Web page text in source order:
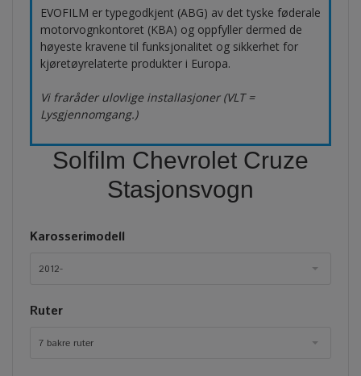
EVOFILM er typegodkjent (ABG) av det tyske føderale
motorvognkontoret (KBA) og oppfyller dermed de
høyeste kravene til funksjonalitet og sikkerhet for
kjøretøyrelaterte produkter i Europa.
Vi fraråder ulovlige installasjoner (VLT =
Lysgjennomgang.)
Solfilm Chevrolet Cruze
Stasjonsvogn
Karosserimodell
2012-
Ruter
7 bakre ruter